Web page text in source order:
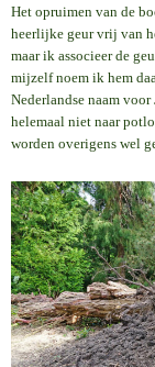
Het opruimen van de
heerlijke geur vrij van
maar ik associeer de
mijzelf noem ik hem
Nederlandse naam voor
helemaal niet naar
worden overigens wel